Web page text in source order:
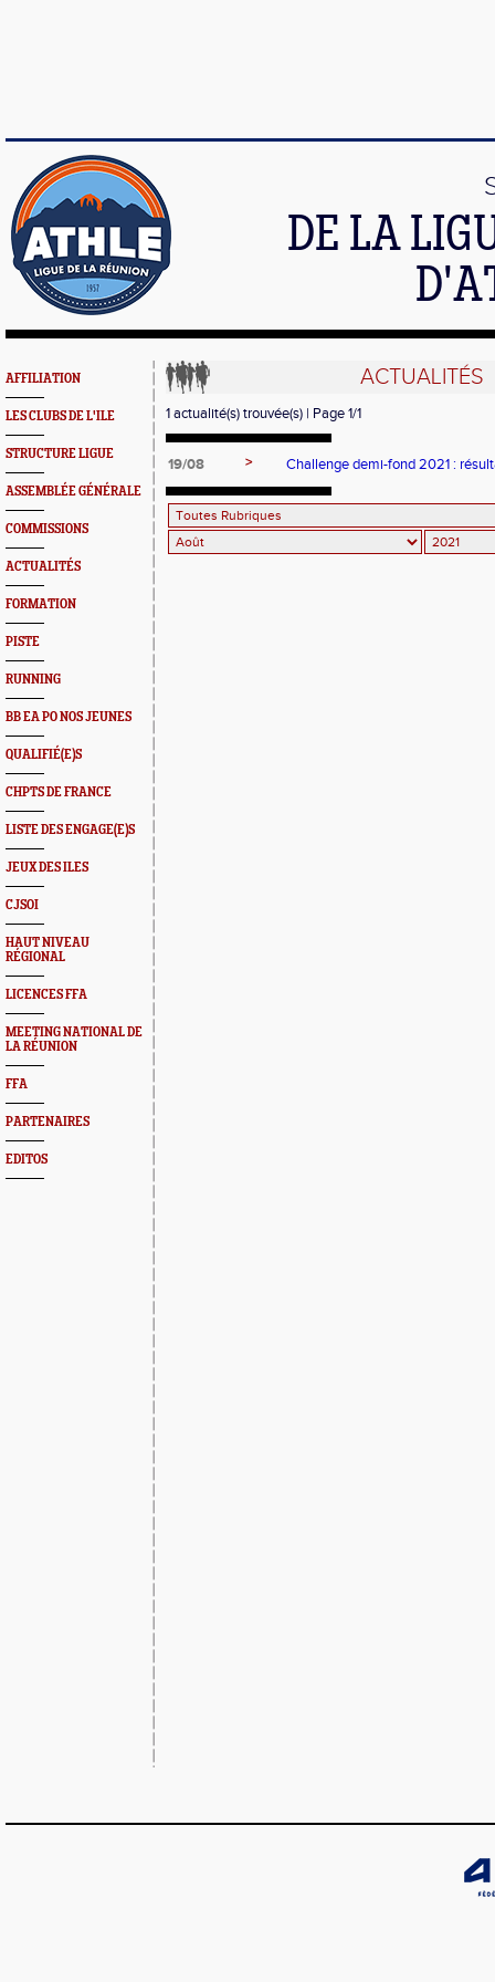
DE LA
AFFILIATION
LES CLUBS DE L'ILE
STRUCTURE LIGUE
ASSEMBLÉE GÉNÉRALE
COMMISSIONS
ACTUALITÉS
FORMATION
PISTE
RUNNING
BB EA PO NOS JEUNES
QUALIFIÉ(E)S
CHPTS DE FRANCE
LISTE DES ENGAGE(E)S
JEUX DES ILES
CJSOI
HAUT NIVEAU
RÉGIONAL
LICENCES FFA
MEETING NATIONAL DE
LA RÉUNION
FFA
PARTENAIRES
EDITOS
ACTUALITÉS
1 actualité(s) trouvée(s) | Page 1/1
19/08 > Challenge demi-fond 2021 :